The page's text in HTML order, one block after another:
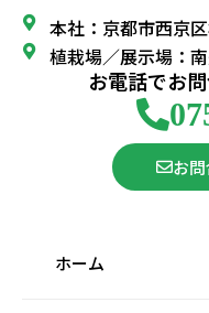
本社：京都市西京
植栽場／展示場：
お電話でお
お
ホーム